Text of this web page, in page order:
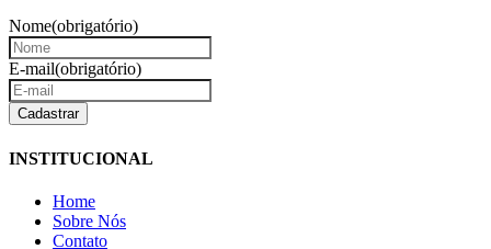
Nome(obrigatório)
E-mail(obrigatório)
INSTITUCIONAL
Home
Sobre Nós
Contato